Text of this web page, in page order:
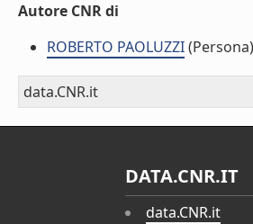
Autore CNR di
ROBERTO PAOLUZZI(Persona)
data.CNR.it
DATA.CNR.IT
data.CNR.it